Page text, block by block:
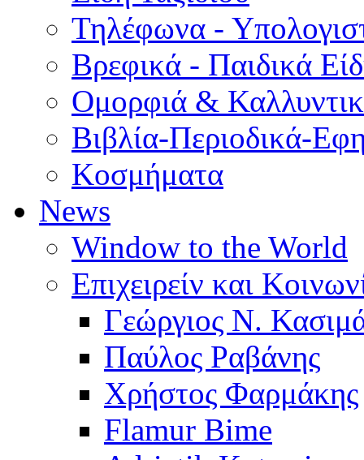
Τηλέφωνα -
Βρεφικά - Παιδικά
Ομορφιά &
Βιβλία-Περιοδικά-
Κοσμήματα
News
Window to the World
Επιχειρείν και
Γεώργιος Ν.
Παύλος Ραβάνης
Χρήστος Φαρμάκης
Flamur Bime